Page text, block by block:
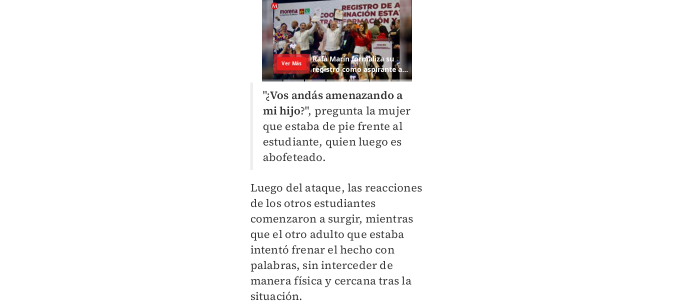
"¿Vos andás amenazando a
mi hijo?", pregunta la mujer
que estaba de pie frente al
estudiante, quien luego es
abofeteado.
Luego del ataque, las reacciones
de los otros estudiantes
comenzaron a surgir, mientras
que el otro adulto que estaba
intentó frenar el hecho con
palabras, sin interceder de
manera física y cercana tras la
situación.